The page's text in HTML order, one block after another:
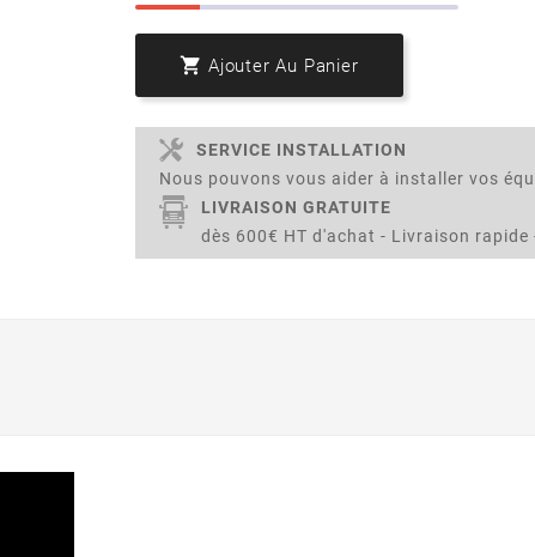
 Ajouter Au Panier
SERVICE INSTALLATION
Nous pouvons vous aider à installer vos
LIVRAISON GRATUITE
dès 600€ HT d'achat - Livraison rapide